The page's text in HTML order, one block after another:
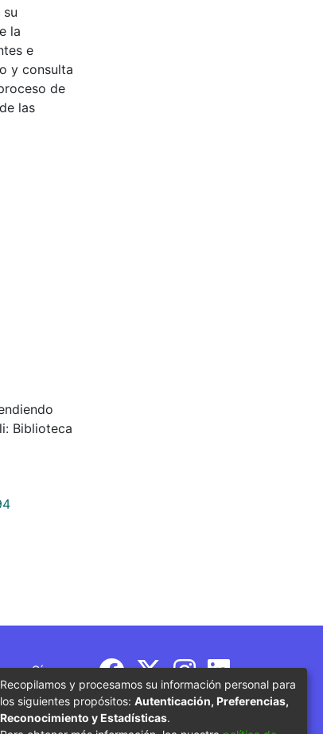
la
e
y consulta
de
las
Biblioteca
Síguenos
Recopilamos y procesamos su información personal para
los siguientes propósitos: Autenticación, Preferencias,
Reconocimiento y Estadísticas.